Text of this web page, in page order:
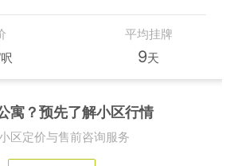
平均挂牌
9天
寓？预先了解小区行情
区定价与售前咨询服务